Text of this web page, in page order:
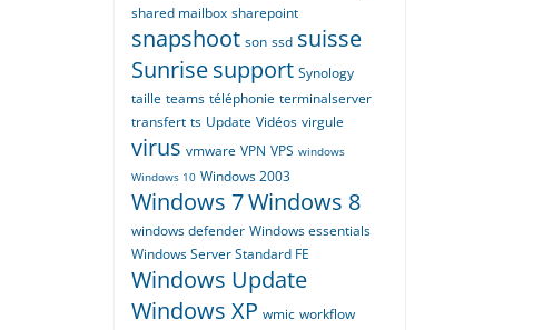
shared mailbox sharepoint
snapshoot son ssd suisse
Sunrisesupport Synology
taille teams téléphonie terminalserver
transfert ts Update Vidéos virgule
virus vmware VPN VPS windows
Windows 10 Windows 2003
Windows 7Windows 8
windows defender Windows essentials
Windows Server Standard FE
Windows Update
Windows XP wmic workflow